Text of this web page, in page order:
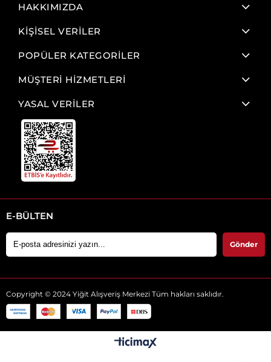
HAKKIMIZDA
KİŞİSEL VERİLER
POPÜLER KATEGORİLER
MÜŞTERİ HİZMETLERİ
YASAL VERİLER
E-BÜLTEN
Gönder
Copyright © 2024 Yiğit Alışveriş Merkezi Tüm hakları saklıdır.